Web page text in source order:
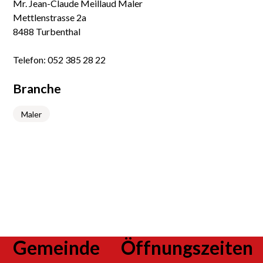
Mr. Jean-Claude Meillaud Maler
Mettlenstrasse 2a
8488 Turbenthal
Telefon:052 385 28 22
Branche
Maler
Footer
Gemeinde
Öffnungszeiten